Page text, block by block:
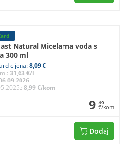
Natural Micelarna voda s
300 ml
cijena:8,09 €
31,63 €/l
8,99 €/kom
9 49
€/kom
Dodaj